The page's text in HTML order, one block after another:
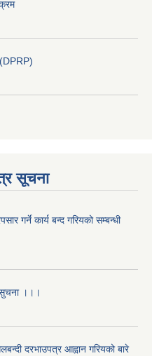
(DPRP)
सूचना
गर्ने कार्य बन्द गरियको सम्बन्धी
सुचना ।।।
दरभाउपत्र आह्वान गरियको बारे